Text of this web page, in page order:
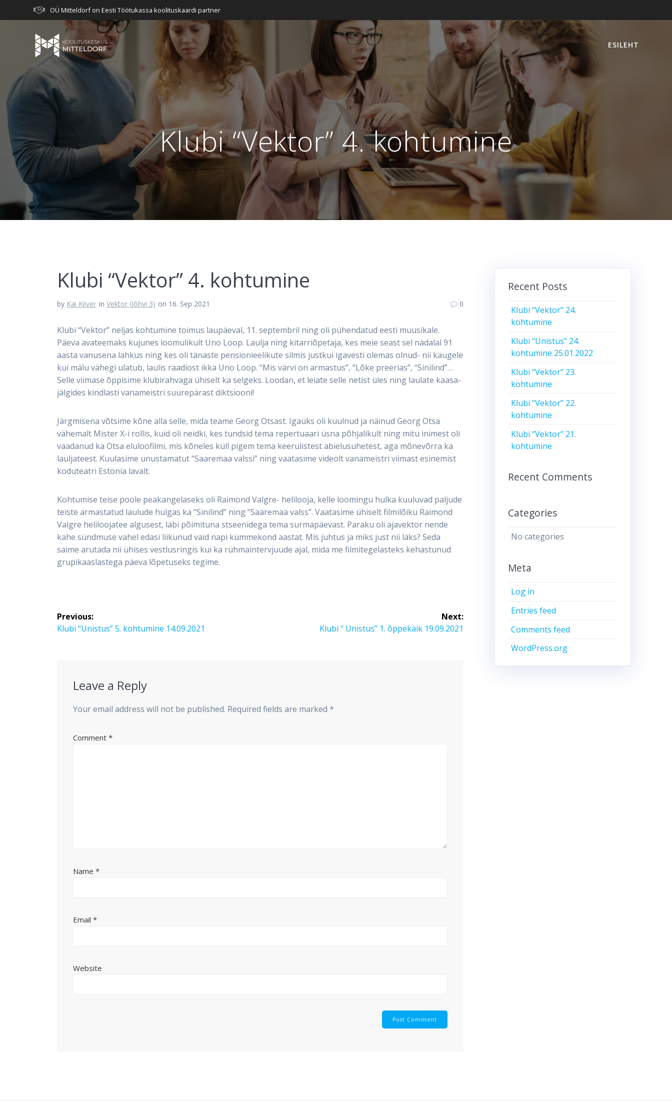
to
OÜ Mitteldorf on Eesti Töötukassa koolituskaardi partner
ESILEHT
Klubi “Vektor” 4. kohtumine
Klubi “Vektor” 4. kohtumine
by Kai Kiiver in Vektor (Jõhvi 3) on 16. Sep 2021 0
Klubi “Vektor” neljas kohtumine toimus laupäeval, 11. septembril ning oli pühendatud eesti muusikale.
Päeva avateemaks kujunes loomulikult Uno Loop. Laulja ning kitarriõpetaja, kes meie seast sel nädalal 91
aasta vanusena lahkus ning kes oli tänaste pensionieelikute silmis justkui igavesti olemas olnud- nii kaugele
kui mälu vähegi ulatub, laulis raadiost ikka Uno Loop. “Mis värvi on armastus”, “Lõke preerias”, “Sinilind”…
Selle viimase õppisime klubirahvaga ühiselt ka selgeks. Loodan, et leiate selle netist üles ning laulate kaasa-
jälgides kindlasti vanameistri suurepärast diktsiooni!
Järgmisena võtsime kõne alla selle, mida teame Georg Otsast. Igaüks oli kuulnud ja näinud Georg Otsa
vähemalt Mister X-i rollis, kuid oli neidki, kes tundsid tema repertuaari üsna põhjalikult ning mitu inimest oli
vaadanud ka Otsa eluloofilmi, mis kõneles küll pigem tema keerulistest abielusuhetest, aga mõnevõrra ka
lauljateest. Kuulasime unustamatut “Saaremaa valssi” ning vaatasime videolt vanameistri viimast esinemist
koduteatri Estonia lavalt.
Kohtumise teise poole peakangelaseks oli Raimond Valgre- helilooja, kelle loomingu hulka kuuluvad paljude
teiste armastatud laulude hulgas ka “Sinilind” ning “Saaremaa valss”. Vaatasime ühiselt filmilõiku Raimond
Valgre heliloojatee algusest, läbi põimituna stseenidega tema surmapäevast. Paraku oli ajavektor nende
kahe sündmuse vahel edasi liikunud vaid napi kümmekond aastat. Mis juhtus ja miks just nii läks? Seda
saime arutada nii ühises vestlusringis kui ka rühmaintervjuude ajal, mida me filmitegelasteks kehastunud
grupikaaslastega päeva lõpetuseks tegime.
Post
navigation
Previous:
Previous
Klubi “Unistus” 5. kohtumine 14.09.2021
Next:
Next
Klubi ” Unistus” 1. õppekäik 19.09.2021
Leave a Reply
Your email address will not be published. Required fields are marked*
Comment*
Name*
Email*
Website
Recent Posts
Klubi “Vektor” 24.
kohtumine
Klubi “Unistus” 24.
kohtumine 25.01.2022
Klubi “Vektor” 23.
kohtumine
Klubi “Vektor” 22.
kohtumine
Klubi “Vektor” 21.
kohtumine
Recent Comments
Categories
No categories
Meta
Log in
Entries feed
Comments feed
WordPress.org